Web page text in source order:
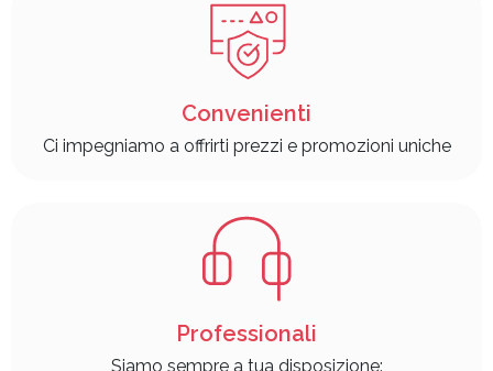
Convenienti
Ci impegniamo a offrirti prezzi e promozioni uniche
Professionali
Siamo sempre a tua disposizione: